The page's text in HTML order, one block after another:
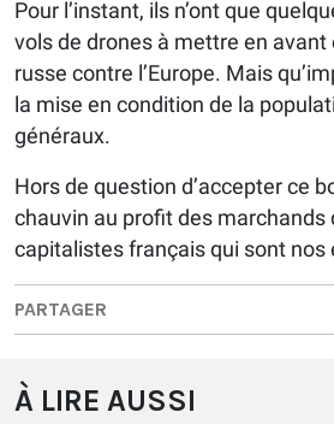
Pour l’instant, ils n’ont que
vols de drones à mettre en avant
russe contre l’Europe. Mais
la mise en condition de la
généraux.
Hors de question d’accepter ce
chauvin au profit des marchands
capitalistes français qui sont nos
PARTAGER
À LIRE AUSSI